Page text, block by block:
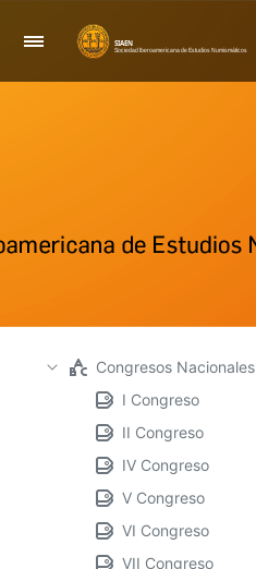
Navegación
Mostrar/Ocultar
Congresos Nacionales
I Congreso
II Congreso
IV Congreso
V Congreso
VI Congreso
VII Congreso